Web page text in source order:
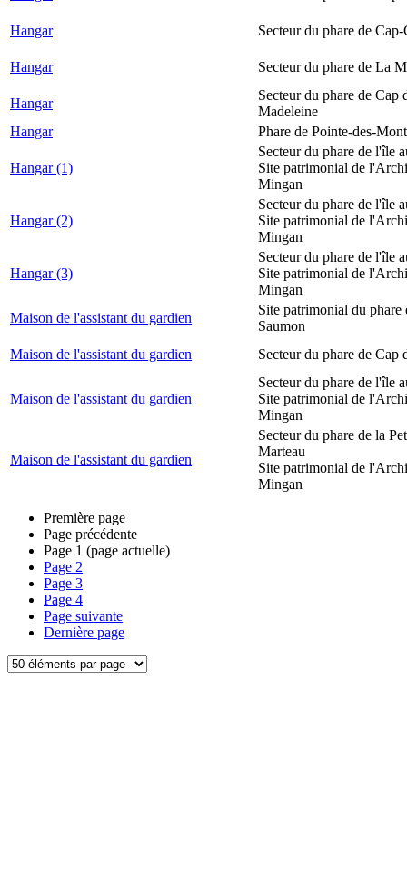
Hangar Secteur du phare de Cap-
Hangar Secteur du phare de La
Hangar
Secteur du phare de Cap
Madeleine
Hangar
Phare de Pointe-des-
Hangar (1)
Secteur du phare de l'île
Site patrimonial de
Mingan
Hangar (2)
Secteur du phare de l'île
Site patrimonial de
Mingan
Hangar (3)
Secteur du phare de l'île
Site patrimonial de
Mingan
Maison de l'assistant du gardien
Site patrimonial du phare
Saumon
Maison de l'assistant du gardien
Secteur du phare de Cap
Maison de l'assistant du gardien
Secteur du phare de l'île
Site patrimonial de
Mingan
Maison de l'assistant du gardien
Secteur du phare de la
Marteau
Site patrimonial de
Mingan
Première page
Page précédente
Page 1 (page actuelle)
Page 2
Page 3
Page 4
Page suivante
Dernière page